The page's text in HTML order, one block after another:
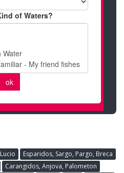
Lucio
Esparidos, Sargo, Pargo, Breca
Carangidos, Anjova, Palometon